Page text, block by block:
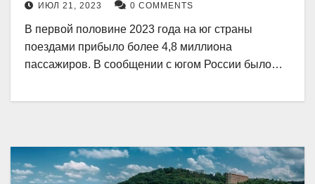
ИЮЛ 21, 2023 0 COMMENTS
В первой половине 2023 года на юг страны
поездами прибыло более 4,8 миллиона
пассажиров. В сообщении с югом России было…